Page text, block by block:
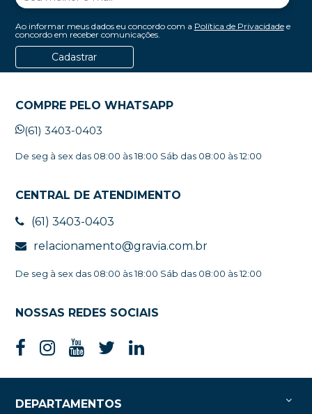
Ao informar meus dados eu concordo com a Política de Privacidadee
concordo em receber comunicações.
Cadastrar
COMPRE PELO WHATSAPP
(61) 3403-0403
De seg à sex das 08:00 às 18:00 Sáb das 08:00 às 12:00
CENTRAL DE ATENDIMENTO
(61) 3403-0403
relacionamento@gravia.com.br
De seg à sex das 08:00 às 18:00 Sáb das 08:00 às 12:00
NOSSAS REDES SOCIAIS
DEPARTAMENTOS